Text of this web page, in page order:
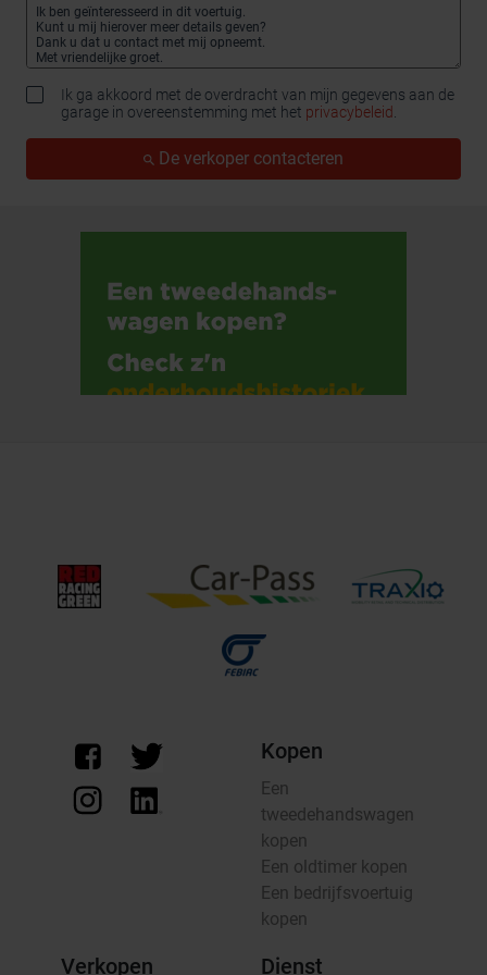
Ik ga akkoord met de overdracht van mijn gegevens aan de
garage in overeenstemming met het privacybeleid.
De verkoper contacteren
Kopen
Een
tweedehandswagen
kopen
Een oldtimer kopen
Een bedrijfsvoertuig
kopen
Verkopen Dienst